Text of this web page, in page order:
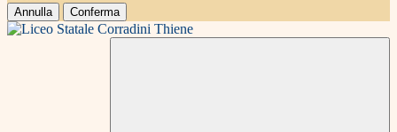
Annulla Conferma